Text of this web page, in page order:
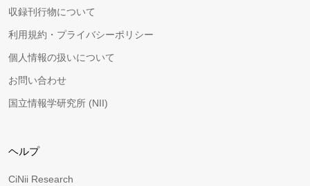
収録刊行物について
利用規約・プライバシーポリシー
個人情報の扱いについて
お問い合わせ
国立情報学研究所 (NII)
ヘルプ
CiNii Research